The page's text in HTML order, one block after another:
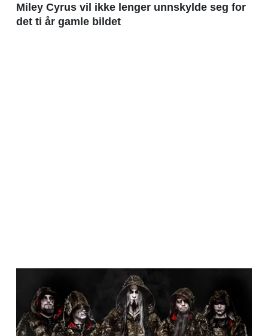
Miley Cyrus vil ikke lenger unnskylde seg for
det ti år gamle bildet